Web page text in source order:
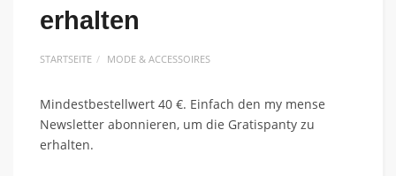
erhalten
STARTSEITE MODE & ACCESSOIRES
Mindestbestellwert 40 €. Einfach den my mense
Newsletter abonnieren, um die Gratispanty zu
erhalten.